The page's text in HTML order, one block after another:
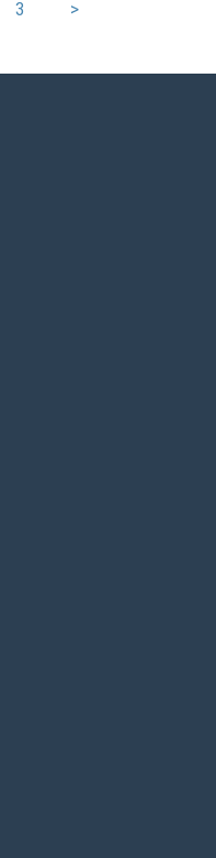
3 >